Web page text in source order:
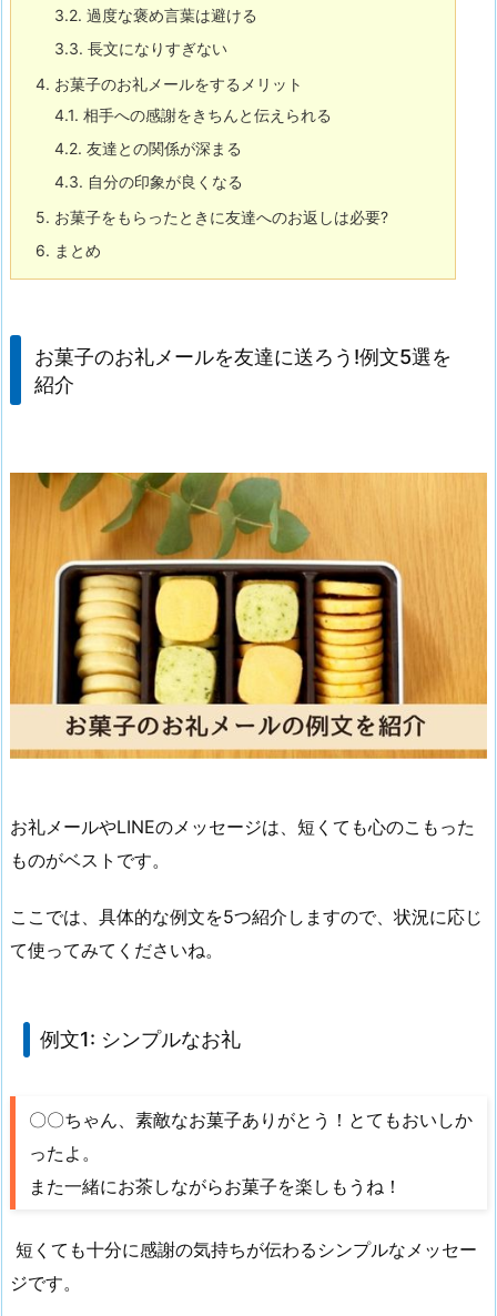
3.2. 過度な褒め言葉は避ける
3.3. 長文になりすぎない
4. お菓子のお礼メールをするメリット
4.1. 相手への感謝をきちんと伝えられる
4.2. 友達との関係が深まる
4.3. 自分の印象が良くなる
5. お菓子をもらったときに友達へのお返しは必要?
6. まとめ
お菓子のお礼メールを友達に送ろう!例文5選を
紹介
お礼メールやLINEのメッセージは、短くても心のこもった
ものがベストです。
ここでは、具体的な例文を5つ紹介しますので、状況に応じ
て使ってみてくださいね。
例文1: シンプルなお礼
〇〇ちゃん、素敵なお菓子ありがとう！とてもおいしか
ったよ。
また一緒にお茶しながらお菓子を楽しもうね！
短くても十分に感謝の気持ちが伝わるシンプルなメッセー
ジです。